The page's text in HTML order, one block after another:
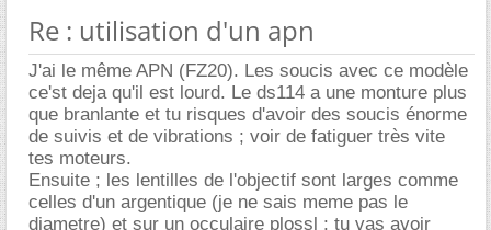
Re : utilisation d'un apn
J'ai le même APN (FZ20). Les soucis avec ce modèle
ce'st deja qu'il est lourd. Le ds114 a une monture plus
que branlante et tu risques d'avoir des soucis énorme
de suivis et de vibrations ; voir de fatiguer très vite
tes moteurs.
Ensuite ; les lentilles de l'objectif sont larges comme
celles d'un argentique (je ne sais meme pas le
diametre) et sur un occulaire plossl ; tu vas avoir